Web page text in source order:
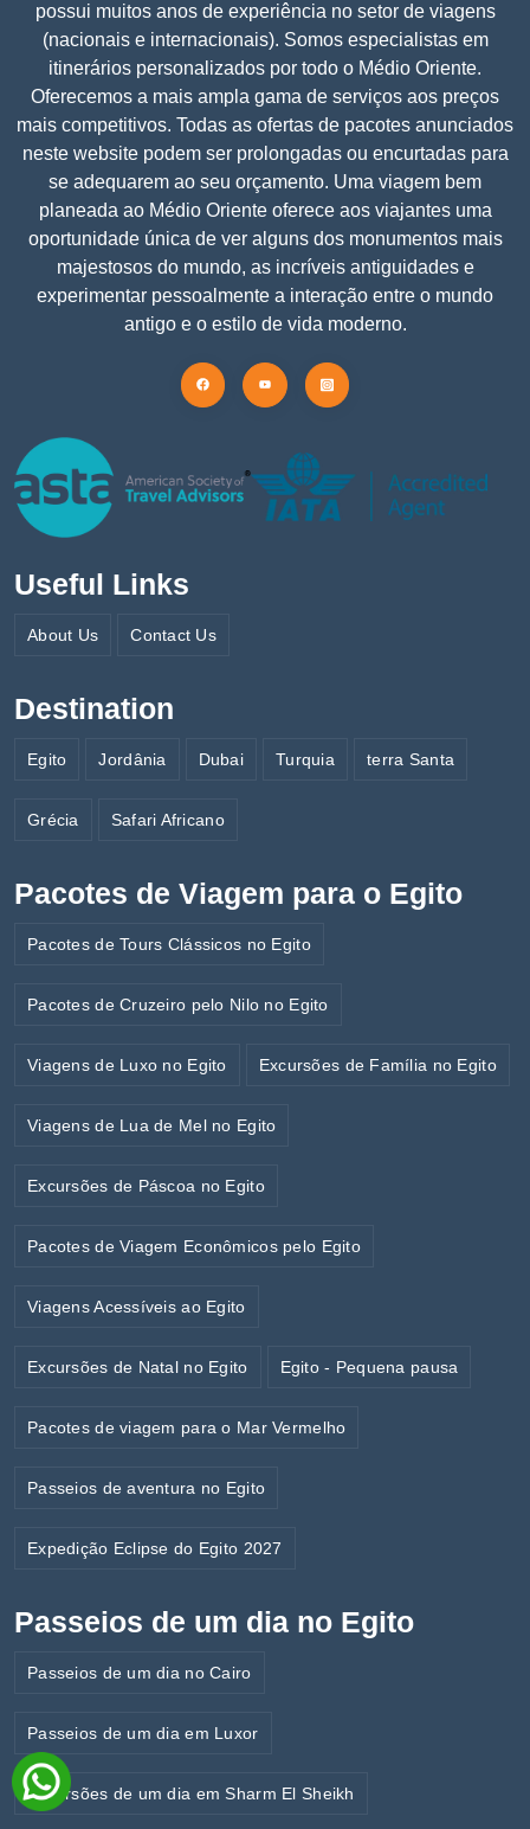
possui muitos anos de experiência no setor de viagens
(nacionais e internacionais). Somos especialistas em
itinerários personalizados por todo o Médio Oriente.
Oferecemos a mais ampla gama de serviços aos preços
mais competitivos. Todas as ofertas de pacotes anunciados
neste website podem ser prolongadas ou encurtadas para
se adequarem ao seu orçamento. Uma viagem bem
planeada ao Médio Oriente oferece aos viajantes uma
oportunidade única de ver alguns dos monumentos mais
majestosos do mundo, as incríveis antiguidades e
experimentar pessoalmente a interação entre o mundo
antigo e o estilo de vida moderno.
Useful Links
About Us Contact Us
Destination
Egito Jordânia Dubai Turquia terra Santa
Grécia Safari Africano
Pacotes de Viagem para o Egito
Pacotes de Tours Clássicos no Egito
Pacotes de Cruzeiro pelo Nilo no Egito
Viagens de Luxo no Egito Excursões de Família no Egito
Viagens de Lua de Mel no Egito
Excursões de Páscoa no Egito
Pacotes de Viagem Econômicos pelo Egito
Viagens Acessíveis ao Egito
Excursões de Natal no Egito Egito - Pequena pausa
Pacotes de viagem para o Mar Vermelho
Passeios de aventura no Egito
Expedição Eclipse do Egito 2027
Passeios de um dia no Egito
Passeios de um dia no Cairo
Passeios de um dia em Luxor
Excursões de um dia em Sharm El Sheikh